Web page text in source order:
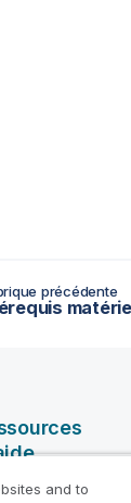
précédente
Qlik Help
and to